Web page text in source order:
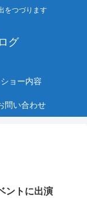
をつづります
グ
ショー内容
問い合わせ
ントに出演